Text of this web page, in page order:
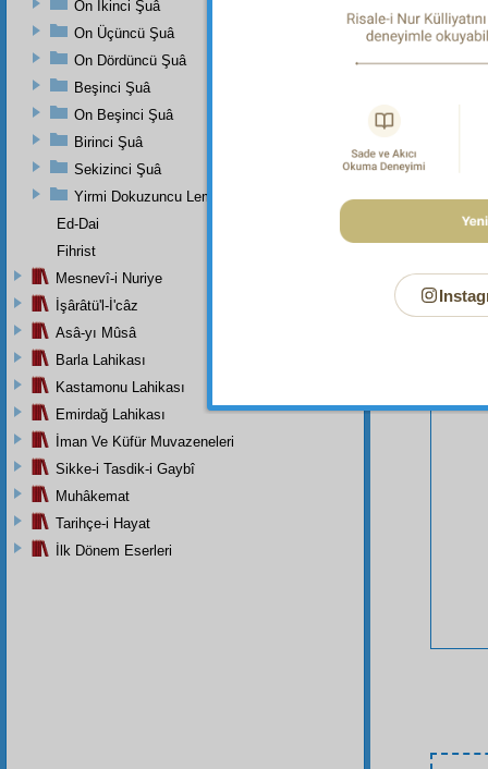
Bu
On İkinci Şuâ
On Üçüncü Şuâ
On Dördüncü Şuâ
Beşinci Şuâ
On Beşinci Şuâ
Birinci Şuâ
Sekizinci Şuâ
Yirmi Dokuzuncu Lem'adan İkinci Bab
Ed-Dai
Fihrist
Mesnevî-i Nuriye
İşârâtü'l-İ'câz
Asâ-yı Mûsâ
Barla Lahikası
Kastamonu Lahikası
Emirdağ Lahikası
İman Ve Küfür Muvazeneleri
Sikke-i Tasdik-i Gaybî
Muhâkemat
Tarihçe-i Hayat
İlk Dönem Eserleri